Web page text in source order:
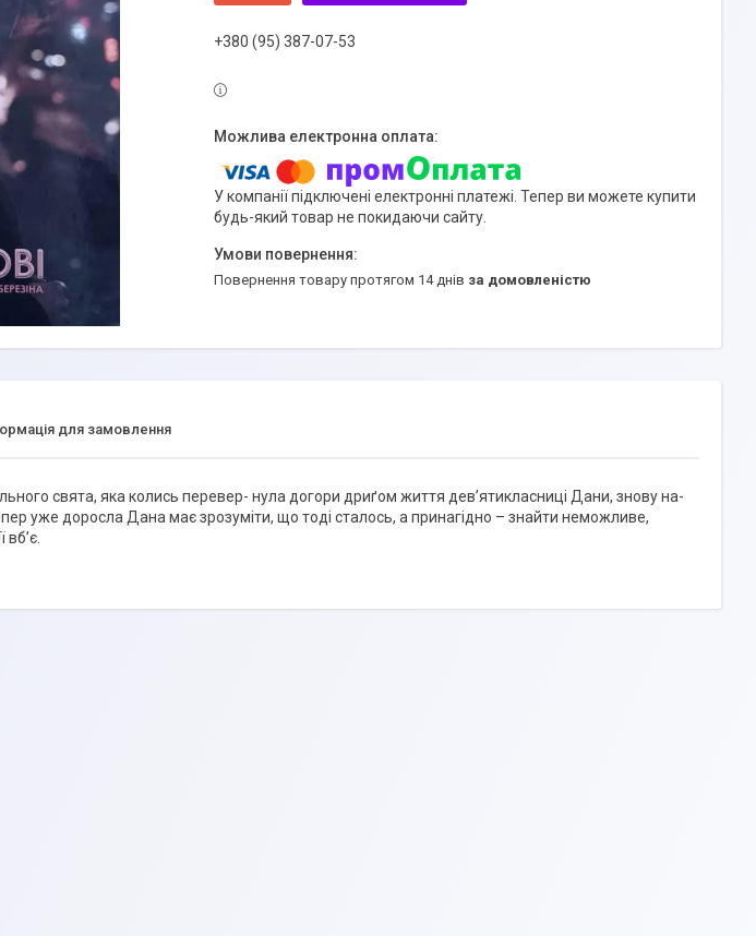
+380 (95) 387-07-53
У компанії підключені електронні платежі. Тепер ви можете купити
будь-який товар не покидаючи сайту.
повернення товару протягом 14 днів за домовленістю
для замовлення
свята, яка колись перевер- нула догори дриґом життя дев’ятикласниці Дани, знову на-
уже доросла Дана має зрозуміти, що тоді сталось, а принагідно – знайти неможливе,